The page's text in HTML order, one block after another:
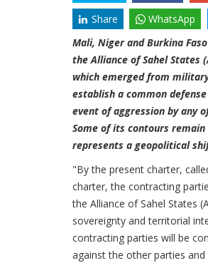
Share
WhatsApp
Mali, Niger and Burkina
the Alliance of Sahel States
which emerged from
establish a common
event of aggression by any
Some of its contours
represents a geopolitical
"By the present charter,
charter, the contracting
the Alliance of Sahel States
sovereignty and territorial
contracting parties will be
against the other parties